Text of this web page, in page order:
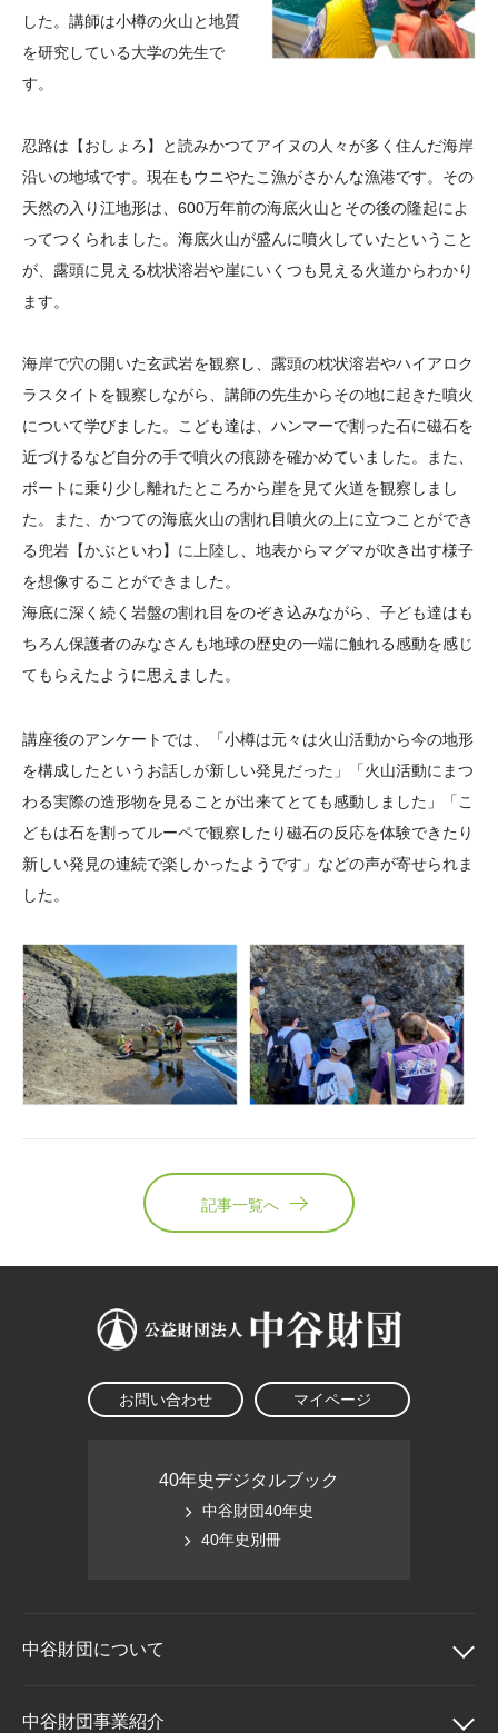
した。講師は小樽の火山と地質
を研究している大学の先生で
す。
忍路は【おしょろ】と読みかつてアイヌの人々が多く住んだ海岸
沿いの地域です。現在もウニやたこ漁がさかんな漁港です。その
天然の入り江地形は、600万年前の海底火山とその後の隆起によ
ってつくられました。海底火山が盛んに噴火していたということ
が、露頭に見える枕状溶岩や崖にいくつも見える火道からわかり
ます。
海岸で穴の開いた玄武岩を観察し、露頭の枕状溶岩やハイアロク
ラスタイトを観察しながら、講師の先生からその地に起きた噴火
について学びました。こども達は、ハンマーで割った石に磁石を
近づけるなど自分の手で噴火の痕跡を確かめていました。また、
ボートに乗り少し離れたところから崖を見て火道を観察しまし
た。また、かつての海底火山の割れ目噴火の上に立つことができ
る兜岩【かぶといわ】に上陸し、地表からマグマが吹き出す様子
を想像することができました。
海底に深く続く岩盤の割れ目をのぞき込みながら、子ども達はも
ちろん保護者のみなさんも地球の歴史の一端に触れる感動を感じ
てもらえたように思えました。
講座後のアンケートでは、「小樽は元々は火山活動から今の地形
を構成したというお話しが新しい発見だった」「火山活動にまつ
わる実際の造形物を見ることが出来てとても感動しました」「こ
どもは石を割ってルーペで観察したり磁石の反応を体験できたり
新しい発見の連続で楽しかったようです」などの声が寄せられま
した。
記事一覧へ
お問い合わせ マイページ
40年史デジタルブック
中谷財団40年史
40年史別冊
中谷財団について
中谷財団について
中谷財団事業紹介